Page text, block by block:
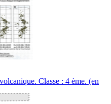
Classe : 4 ème. (en